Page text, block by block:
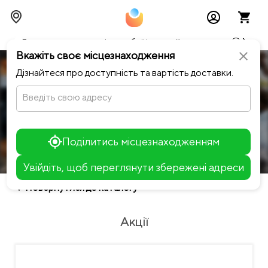
close
Вкажіть своє місцезнаходження
Дізнайтеся про доступність та вартість доставки.
Введіть свою адресу
Поділитись місцезнаходженням
Увійдіть, щоб переглянути збережені адреси
+
Тимчасово можливі перебої із онлайн оплатами🥺🔧
Вартість доставки
chevron_left Повернутися до каталогу
Акції